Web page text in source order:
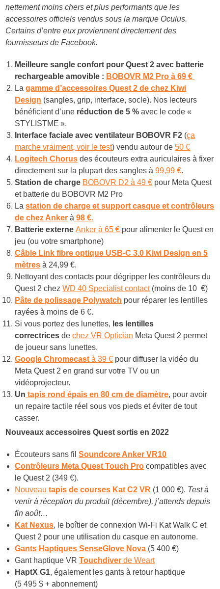
nettement moins chers et plus performants que les
accessoires officiels vendus sous la marque Oculus.
Certains d’entre eux proviennent directement des
fournisseurs de Facebook.
Meilleure sangle confort pour Quest 2 avec batterie
rechargeable amovible : BOBOVR M2 Pro à 69 €
Lagamme d’accessoires Quest 2 de chez Kiwi
Design (sangles, grip, interface, socle). Nos lecteurs
bénéficient d’une réduction de 5 % avec le code «
STYLISTME ».
Interface faciale avec ventilateur BOBOVR F2 (ça
marche vraiment, voir le test) vendu autour de50 €
Logitech Chorus des écouteurs extra auriculaires à fixer
directement sur la plupart des sangles à99,99 €.
Station de charge BOBOVR D2 à 49 € pour Meta Quest
et batterie du BOBOVR M2 Pro
Lastation de charge et support casque et contrôleurs
de chez Anker à 98 €.
Batterie externe Anker à 65 € pour alimenter le Quest en
jeu (ou votre smartphone)
Câble Linkfibre optique USB-C 3.0 Kiwi Design en 5
mètres à 24,99 €.
Nettoyant des contacts pour dégripper les contrôleursdu
Quest 2 chezWD 40 Specialist contact(moins de 10 €)
Pâte de polissage Polywatch pour réparer les lentilles
rayées à moins de 6 €.
Si vous portez des lunettes, les lentilles
correctrices dechez VR Optician Meta Quest 2 permet
de joueur sans lunettes.
Google Chromecast à 39 € pour diffuser la vidéo du
Meta Quest 2 en grand sur votre TV ou un
vidéoprojecteur.
Un tapis rond épais en 80 cm de diamètre, pour avoir
un repaire tactile réel sous vos pieds et éviter de tout
casser.
Nouveaux accessoires Quest sortis en 2022
Écouteurs sans filSoundcore Anker VR10
Contrôleurs Meta Quest Touch Pro compatibles avec
le Quest 2 (349 €).
Nouveautapis de courses Kat C2 VR (1 000 €). Test à
venir à réception du produit (décembre), j’attends depuis
fin août…
Kat Nexus, le boîtier de connexion Wi-Fi Kat Walk C et
Quest 2 pour une utilisation du casque en autonome.
Gants Haptiques SenseGlove Nova (5 400 €)
Gant haptique VRTouchdiver de Weart
HaptX G1, également les gants à retour haptique
(5 495 $ + abonnement)